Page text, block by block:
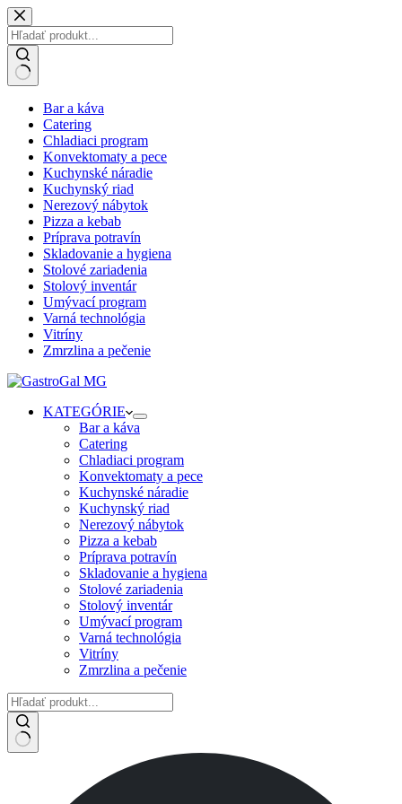
Skip
to
content
results Bar a káva
Catering
Chladiaci program
Konvektomaty a pece
Kuchynské náradie
Kuchynský riad
Nerezový nábytok
Pizza a kebab
Príprava potravín
Skladovanie a hygiena
Stolové zariadenia
Stolový inventár
Umývací program
Varná technológia
Vitríny
Zmrzlina a pečenie
KATEGÓRIE
Bar a káva
Catering
Chladiaci program
Konvektomaty a pece
Kuchynské náradie
Kuchynský riad
Nerezový nábytok
Pizza a kebab
Príprava potravín
Skladovanie a hygiena
Stolové zariadenia
Stolový inventár
Umývací program
Varná technológia
Vitríny
Zmrzlina a pečenie